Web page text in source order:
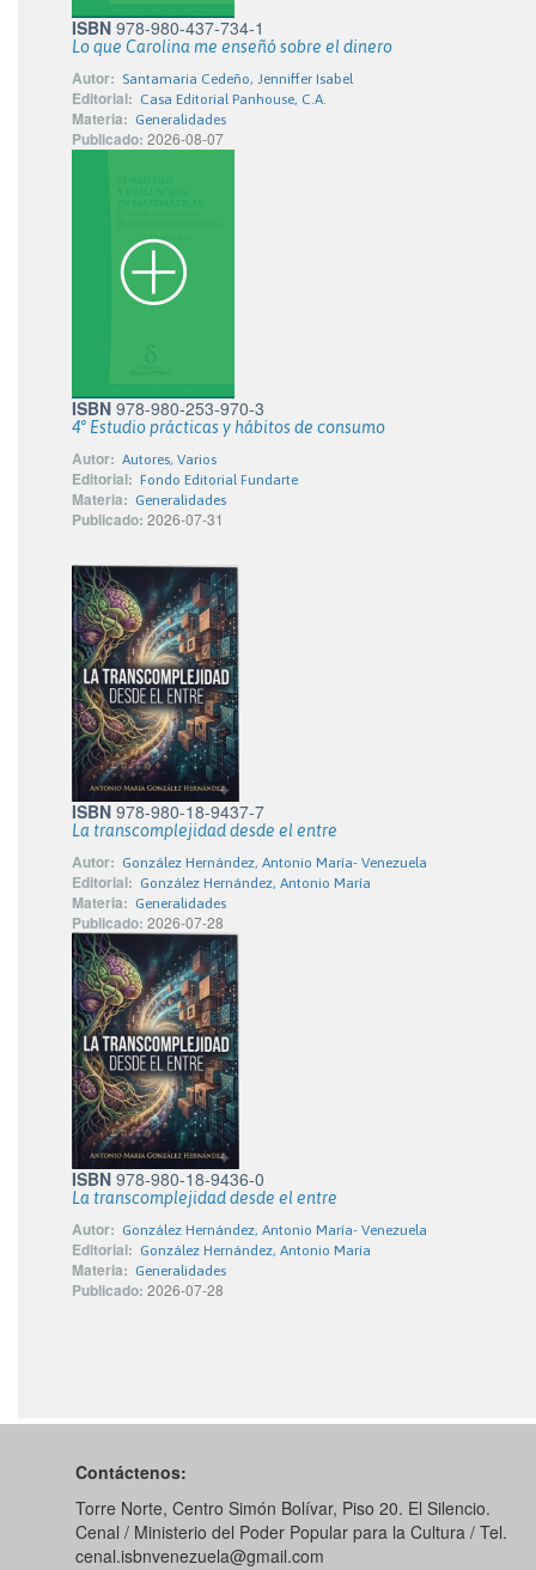
ISBN 978-980-437-734-1
Lo que Carolina me enseñó sobre el dinero
Autor: Santamaria Cedeño, Jenniffer Isabel
Editorial: Casa Editorial Panhouse, C.A.
Materia: Generalidades
Publicado: 2026-08-07
ISBN 978-980-253-970-3
4° Estudio prácticas y hábitos de consumo
Autor: Autores, Varios
Editorial: Fondo Editorial Fundarte
Materia: Generalidades
Publicado: 2026-07-31
ISBN 978-980-18-9437-7
La transcomplejidad desde el entre
Autor: González Hernández, Antonio María- Venezuela
Editorial: González Hernández, Antonio María
Materia: Generalidades
Publicado: 2026-07-28
ISBN 978-980-18-9436-0
La transcomplejidad desde el entre
Autor: González Hernández, Antonio María- Venezuela
Editorial: González Hernández, Antonio María
Materia: Generalidades
Publicado: 2026-07-28
Contáctenos:
Torre Norte, Centro Simón Bolívar, Piso 20. El Silencio.
Cenal / Ministerio del Poder Popular para la Cultura / Tel.
cenal.isbnvenezuela@gmail.com